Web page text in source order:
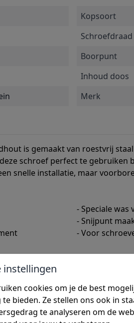
Kopsoort
Schroefdraad
Boorpunt
Inhoud doos
Merk
is gemaakt van roestvrij
schroef perfect te
snelle installatie, maar
- Speciale
- Snijpunt
- Voor
Verzend
Gratis
kan u uw
Afhalen:
Nadat u uw
instellingen
cookies om je de best
bieden. Ze stellen ons ook in
te analyseren om de